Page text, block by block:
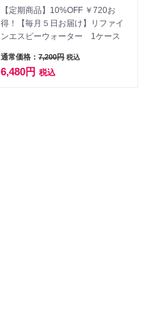
【定期商品】10%OFF ￥720お
得！【毎月５日お届け】リファイ
ンエスピーウォーター 1ケース
通常価格：7,200円 税込
6,480円 税込